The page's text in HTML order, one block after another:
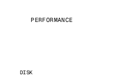
PERFORMANCE
DISK